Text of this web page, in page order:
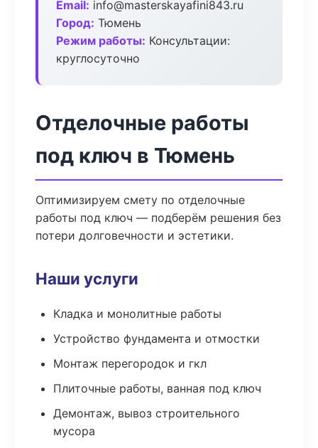
Email: info@masterskayafini843.ru
Город: Тюмень
Режим работы: Консультации:
круглосуточно
Отделочные работы
под ключ в Тюмень
Оптимизируем смету по отделочные
работы под ключ — подберём решения без
потери долговечности и эстетики.
Наши услуги
Кладка и монолитные работы
Устройство фундамента и отмостки
Монтаж перегородок и гкл
Плиточные работы, ванная под ключ
Демонтаж, вывоз строительного
мусора